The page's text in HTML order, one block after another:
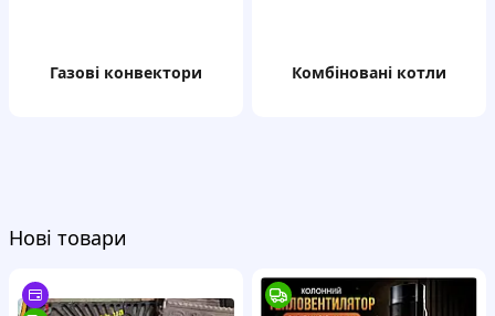
газові конвектори комбіновані котли
Нові товари